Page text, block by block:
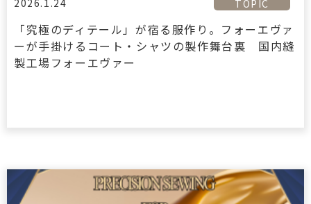
TOPIC
「究極のディテール」が宿る服作り。フォーエヴァ
ーが手掛けるコート・シャツの製作舞台裏 国内縫
製工場フォーエヴァー